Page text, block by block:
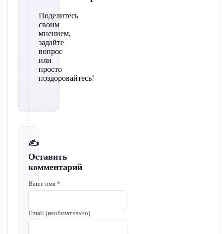
Поделитесь
своим
мнением,
задайте
вопрос
или
просто
поздоровайтесь!
✍️
Оставить
комментарий
Ваше имя *
Email (необязательно)